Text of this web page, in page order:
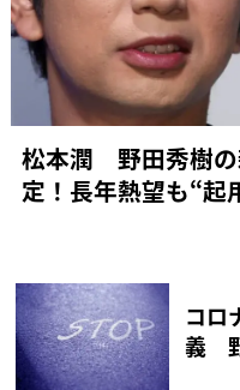
松本潤 野田秀樹の
定！長年熱望も“起
コロ
義